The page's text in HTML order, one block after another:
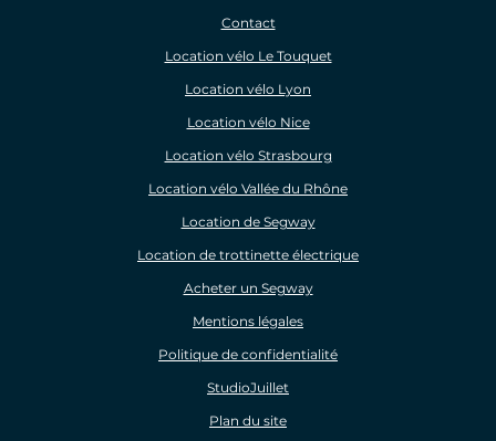
Contact
Location vélo Le Touquet
Location vélo Lyon
Location vélo Nice
Location vélo Strasbourg
Location vélo Vallée du Rhône
Location de Segway
Location de trottinette électrique
Acheter un Segway
Mentions légales
Politique de confidentialité
StudioJuillet
Plan du site